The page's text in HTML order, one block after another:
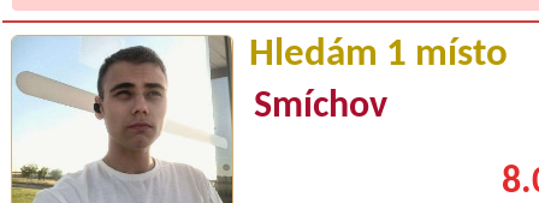
Hledám 1 místo
Smíchov